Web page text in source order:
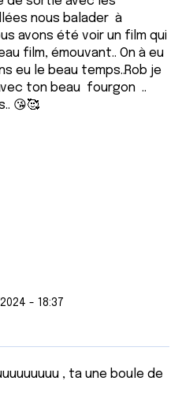
nous balader à
avons été voir un film qui
film, émouvant.. On à eu
eu le beau temps..Rob je
ton beau fourgon ..
😘🥰
- 18:37
, ta une boule de